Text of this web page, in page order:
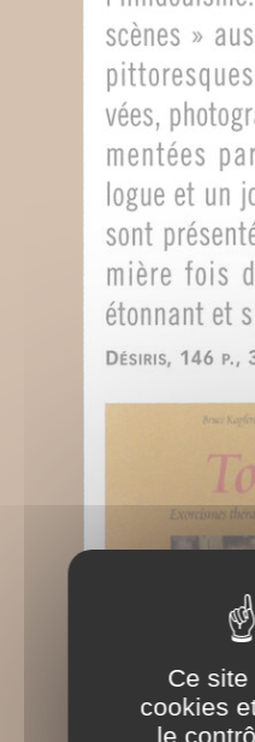
Ce
cookies
le